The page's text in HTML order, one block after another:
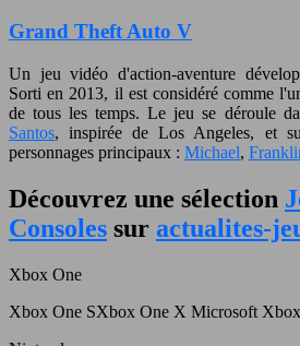
Grand Theft Auto V
Un jeu vidéo d'action-aventure
Sorti en 2013, il est considéré comme
de tous les temps. Le jeu se déroule
Santos, inspirée de Los Angeles, et
personnages principaux : Michael,
Découvrez une sélection
Consoles sur actualites-
Xbox One
Xbox One SXbox One X Microsoft Xbox